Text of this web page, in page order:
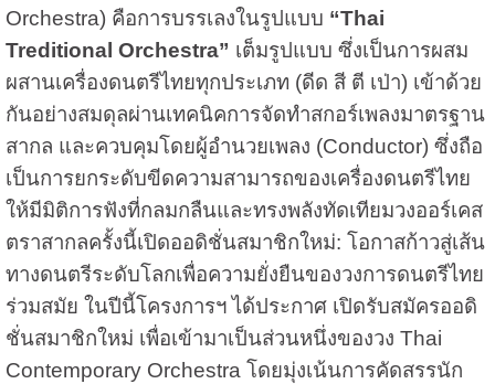
Orchestra) คือการบรรเลงในรูปแบบ “Thai
Treditional Orchestra” เต็มรูปแบบ ซึ่งเป็นการผสม
ผสานเครื่องดนตรีไทยทุกประเภท (ดีด สี ตี เป่า) เข้าด้วย
กันอย่างสมดุลผ่านเทคนิคการจัดทำสกอร์เพลงมาตรฐาน
สากล และควบคุมโดยผู้อำนวยเพลง (Conductor) ซึ่งถือ
เป็นการยกระดับขีดความสามารถของเครื่องดนตรีไทย
ให้มีมิติการฟังที่กลมกลืนและทรงพลังทัดเทียมวงออร์เคส
ตราสากลครั้งนี้เปิดออดิชั่นสมาชิกใหม่: โอกาสก้าวสู่เส้น
ทางดนตรีระดับโลกเพื่อความยั่งยืนของวงการดนตรีไทย
ร่วมสมัย ในปีนี้โครงการฯ ได้ประกาศ เปิดรับสมัครออดิ
ชั่นสมาชิกใหม่ เพื่อเข้ามาเป็นส่วนหนึ่งของวง Thai
Contemporary Orchestra โดยมุ่งเน้นการคัดสรรนัก